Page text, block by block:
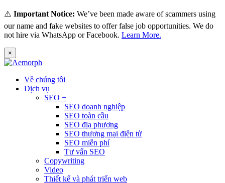
⚠️ Important Notice: We’ve been made aware of scammers using
our name and fake websites to offer false job opportunities. We do
not hire via WhatsApp or Facebook. Learn More.
×
Về chúng tôi
Dịch vụ
SEO +
SEO doanh nghiệp
SEO toàn cầu
SEO địa phương
SEO thương mại điện tử
SEO miễn phí
Tư vấn SEO
Copywriting
Video
Thiết kế và phát triển web